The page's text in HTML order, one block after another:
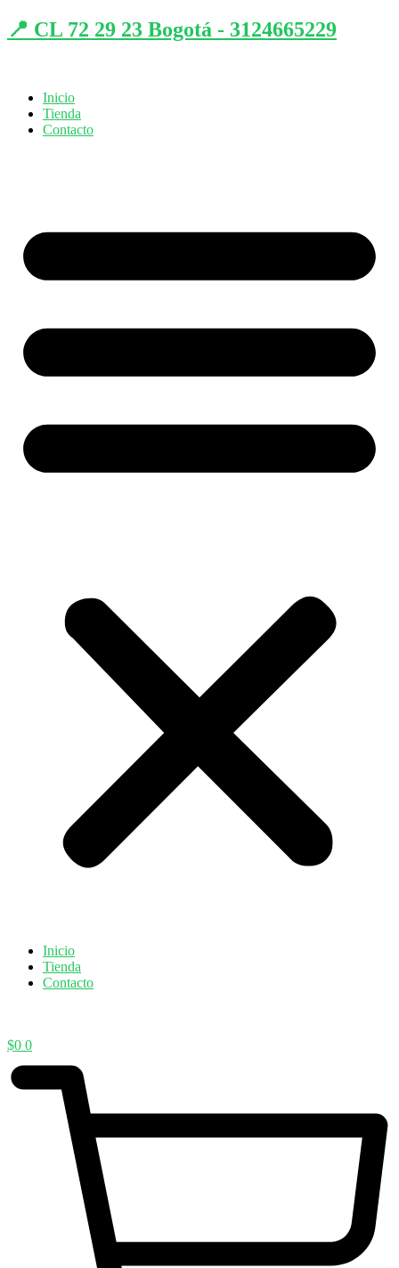
📍 CL 72 29 23 Bogotá - 3124665229
Inicio
Tienda
Contacto
Inicio
Tienda
Contacto
$0 0